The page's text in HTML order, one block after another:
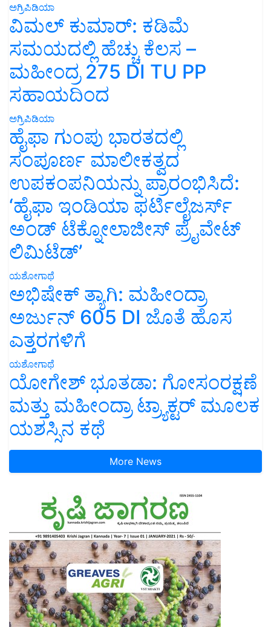
ಅಗ್ರಿಪಿಡಿಯಾ
ವಿಮಲ್ ಕುಮಾರ್: ಕಡಿಮೆ
ಸಮಯದಲ್ಲಿ ಹೆಚ್ಚು ಕೆಲಸ –
ಮಹೀಂದ್ರ 275 DI TU PP
ಸಹಾಯದಿಂದ
ಅಗ್ರಿಪಿಡಿಯಾ
ಹೈಫಾ ಗುಂಪು ಭಾರತದಲ್ಲಿ
ಸಂಪೂರ್ಣ ಮಾಲೀಕತ್ವದ
ಉಪಕಂಪನಿಯನ್ನು ಪ್ರಾರಂಭಿಸಿದೆ:
‘ಹೈಫಾ ಇಂಡಿಯಾ ಫರ್ಟಿಲೈಜರ್ಸ್
ಅಂಡ್ ಟೆಕ್ನೋಲಾಜೀಸ್ ಪ್ರೈವೇಟ್
ಲಿಮಿಟೆಡ್’
ಯಶೋಗಾಥೆ
ಅಭಿಷೇಕ್ ತ್ಯಾಗಿ: ಮಹೀಂದ್ರಾ
ಅರ್ಜುನ್ 605 DI ಜೊತೆ ಹೊಸ
ಎತ್ತರಗಳಿಗೆ
ಯಶೋಗಾಥೆ
ಯೋಗೇಶ್ ಭೂತಡಾ: ಗೋಸಂರಕ್ಷಣೆ
ಮತ್ತು ಮಹೀಂದ್ರಾ ಟ್ರ್ಯಾಕ್ಟರ್ ಮೂಲಕ
ಯಶಸ್ಸಿನ ಕಥೆ
More News